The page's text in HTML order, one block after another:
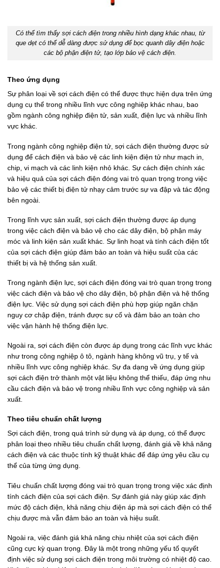
Có thể tìm thấy sợi cách điện trong nhiều hình dạng khác nhau, từ
que dẹt có thể dễ dàng được sử dụng để bọc quanh dây điện hoặc
các bộ phận điện tử, tạo lớp bảo vệ cách điện.
Theo ứng dụng
Sự phân loại về sợi cách điện có thể được thực hiện dựa trên ứng
dụng cụ thể trong nhiều lĩnh vực công nghiệp khác nhau, bao
gồm ngành công nghiệp điện tử, sản xuất, điện lực và nhiều lĩnh
vực khác.
Trong ngành công nghiệp điện tử, sợi cách điện thường được sử
dụng để cách điện và bảo vệ các linh kiện điện tử như mạch in,
chip, vi mạch và các linh kiện nhỏ khác. Sự cách điện chính xác
và hiệu quả của sợi cách điện đóng vai trò quan trọng trong việc
bảo vệ các thiết bị điện tử nhạy cảm trước sự va đập và tác động
bên ngoài.
Trong lĩnh vực sản xuất, sợi cách điện thường được áp dụng
trong việc cách điện và bảo vệ cho các dây điện, bộ phận máy
móc và linh kiện sản xuất khác. Sự linh hoạt và tính cách điện tốt
của sợi cách điện giúp đảm bảo an toàn và hiệu suất của các
thiết bị và hệ thống sản xuất.
Trong ngành điện lực, sợi cách điện đóng vai trò quan trọng trong
việc cách điện và bảo vệ cho dây điện, bộ phận điện và hệ thống
điện lực. Việc sử dụng sợi cách điện phù hợp giúp ngăn chặn
nguy cơ chập điện, tránh được sự cố và đảm bảo an toàn cho
việc vận hành hệ thống điện lực.
Ngoài ra, sợi cách điện còn được áp dụng trong các lĩnh vực khác
như trong công nghiệp ô tô, ngành hàng không vũ trụ, y tế và
nhiều lĩnh vực công nghiệp khác. Sự đa dạng về ứng dụng giúp
sợi cách điện trở thành một vật liệu không thể thiếu, đáp ứng nhu
cầu cách điện và bảo vệ trong nhiều lĩnh vực công nghiệp và sản
xuất.
Theo tiêu chuẩn chất lượng
Sợi cách điện, trong quá trình sử dụng và áp dụng, có thể được
phân loại theo nhiều tiêu chuẩn chất lượng, đánh giá về khả năng
cách điện và các thuộc tính kỹ thuật khác để đáp ứng yêu cầu cụ
thể của từng ứng dụng.
Tiêu chuẩn chất lượng đóng vai trò quan trọng trong việc xác định
tính cách điện của sợi cách điện. Sự đánh giá này giúp xác định
mức độ cách điện, khả năng chịu điện áp mà sợi cách điện có thể
chịu được mà vẫn đảm bảo an toàn và hiệu suất.
Ngoài ra, việc đánh giá khả năng chịu nhiệt của sợi cách điện
cũng cực kỳ quan trọng. Đây là một trong những yếu tố quyết
định việc sử dụng sợi cách điện trong môi trường có nhiệt độ cao.